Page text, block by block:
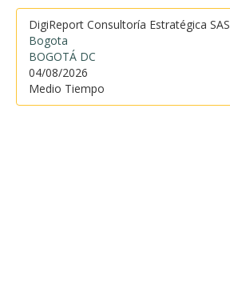
DigiReport Consultoría Estratégica SAS
Bogota
BOGOTÁ DC
04/08/2026
Medio Tiempo